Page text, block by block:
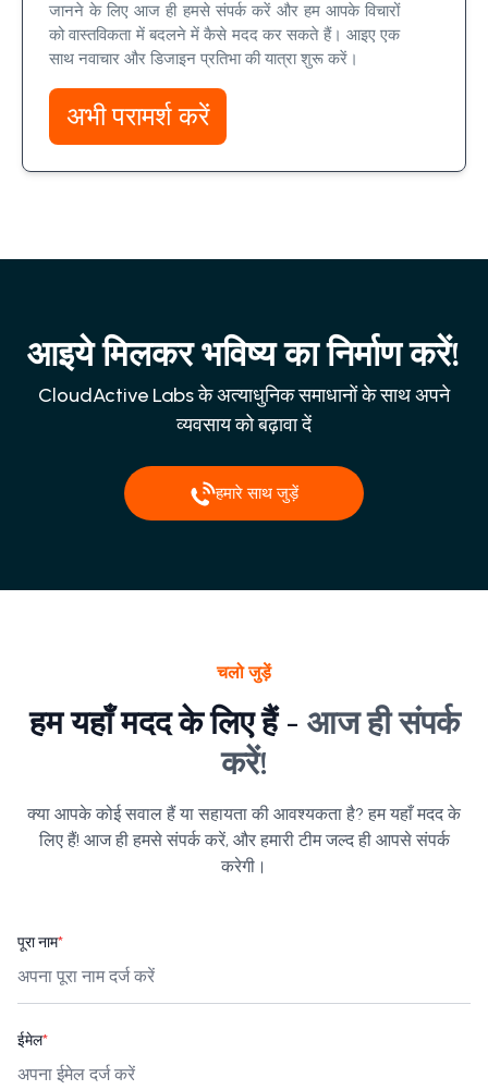
जानने के लिए आज ही हमसे संपर्क करें और हम आपके विचारों
को वास्तविकता में बदलने में कैसे मदद कर सकते हैं। आइए एक
साथ नवाचार और डिजाइन प्रतिभा की यात्रा शुरू करें।
अभी परामर्श करें
आइये मिलकर भविष्य का निर्माण करें!
CloudActive Labs के अत्याधुनिक समाधानों के साथ अपने
व्यवसाय को बढ़ावा दें
हमारे साथ जुड़ें
चलो जुड़ें
हम यहाँ मदद के लिए हैं - आज ही संपर्क
करें!
क्या आपके कोई सवाल हैं या सहायता की आवश्यकता है? हम यहाँ मदद के
लिए हैं! आज ही हमसे संपर्क करें, और हमारी टीम जल्द ही आपसे संपर्क
करेगी।
पूरा नाम*
ईमेल*